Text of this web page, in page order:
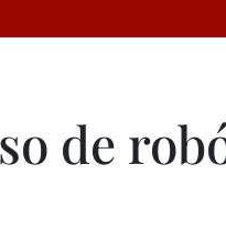
de